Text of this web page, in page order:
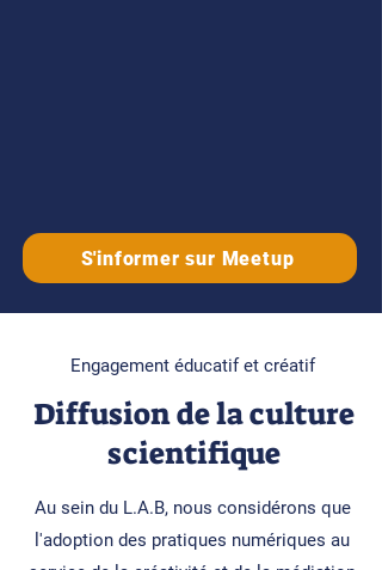
S'informer sur Meetup
Engagement éducatif et créatif
Diffusion de la culture
scientifique
Au sein du L.A.B, nous considérons que
l'adoption des pratiques numériques au